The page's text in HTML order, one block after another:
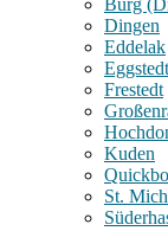
Burg
Dingen
Eddelak
Eggstedt
Frestedt
Kuden
St.